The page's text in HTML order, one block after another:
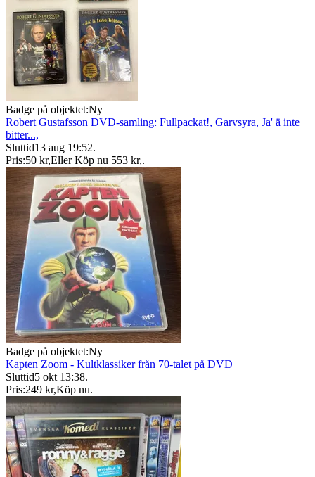
Badge på objektet:Ny
Robert Gustafsson DVD-samling: Fullpackat!, Garvsyra, Ja' ä inte
bitter...,
Sluttid13 aug 19:52.
Pris:50 kr,Eller Köp nu 553 kr,.
Badge på objektet:Ny
Kapten Zoom - Kultklassiker från 70-talet på DVD
Sluttid5 okt 13:38.
Pris:249 kr,Köp nu.